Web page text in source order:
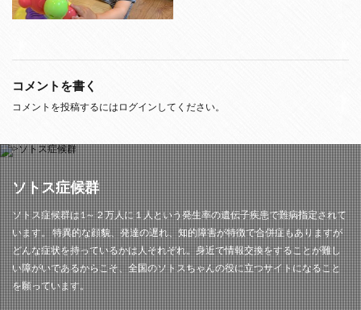
コメントを書く
コメントを投稿するには ログイン してください。
ソトス症候群
ソトス症候群は1～２万人に１人という発生率の遺伝子疾患で難病指定されて
います。 特異的な顔貌、発達の遅れ、知的障害が特徴で合併症もありますが
どんな症状を持っているかは人それぞれ。身近で情報交換をすることが難し
い障がいであるからこそ、全国のソトスちゃんの役に立つサイトになること
を願っています。